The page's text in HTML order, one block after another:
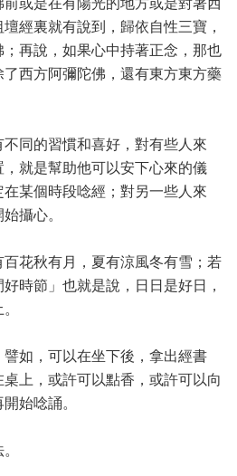
或是在有陽光的地方或是對著西
經裏就有說到，歸依自性三寶，
再說，如果心中持著正念，那也
西方阿彌陀佛，還有東方東方藥
同的習慣和喜好，對有些人來
就是幫助他可以安下心來的儀
某個時段唸經；對另一些人來
攝心。
花秋有月，夏有涼風冬有雪；若
時節」也就是說，日日是好日，
如，可以在坐下後，拿出經書
上，或許可以點香，或許可以向
始唸誦。